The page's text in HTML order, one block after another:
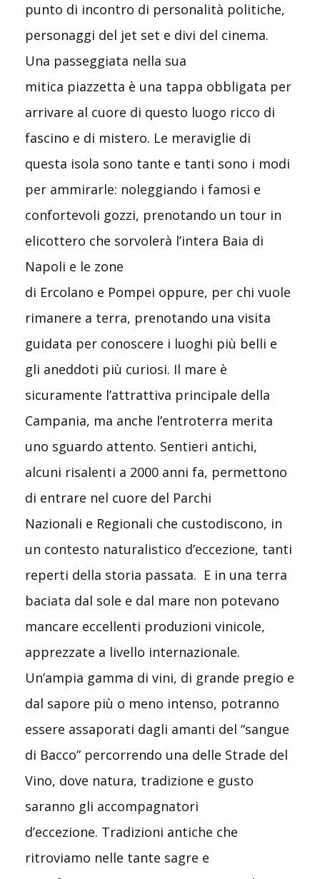
punto di incontro di personalità politiche,
personaggi del jet set e divi del cinema.
Una passeggiata nella sua
mitica piazzetta è una tappa obbligata per
arrivare al cuore di questo luogo ricco di
fascino e di mistero. Le meraviglie di
questa isola sono tante e tanti sono i modi
per ammirarle: noleggiando i famosi e
confortevoli gozzi, prenotando un tour in
elicottero che sorvolerà l’intera Baia di
Napoli e le zone
di Ercolano e Pompei oppure, per chi vuole
rimanere a terra, prenotando una visita
guidata per conoscere i luoghi più belli e
gli aneddoti più curiosi. Il mare è
sicuramente l’attrattiva principale della
Campania, ma anche l’entroterra merita
uno sguardo attento. Sentieri antichi,
alcuni risalenti a 2000 anni fa, permettono
di entrare nel cuore del Parchi
Nazionali e Regionali che custodiscono, in
un contesto naturalistico d’eccezione, tanti
reperti della storia passata. E in una terra
baciata dal sole e dal mare non potevano
mancare eccellenti produzioni vinicole,
apprezzate a livello internazionale.
Un’ampia gamma di vini, di grande pregio e
dal sapore più o meno intenso, potranno
essere assaporati dagli amanti del “sangue
di Bacco” percorrendo una delle Strade del
Vino, dove natura, tradizione e gusto
saranno gli accompagnatori
d’eccezione. Tradizioni antiche che
ritroviamo nelle tante sagre e